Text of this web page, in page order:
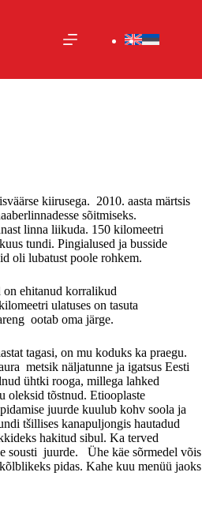
kiirusega. 2010. aasta märtsis
sõitmiseks.
linna liikuda. 150 kilomeetri
tundi. Pingialused ja busside
oli lubatust poole rohkem.
ehitanud korralikud
ulatuses on tasuta
ootab oma järge.
tagasi, on mu koduks ka praegu.
metsik näljatunne ja igatsus Eesti
ühtki rooga, millega lahked
oleksid tõstnud. Etiooplaste
juurde kuulub kohv soola ja
tšillises kanapuljongis hautadud
hakitud sibul. Ka terved
sousti juurde. Ühe käe sõrmedel võis
pidas. Kahe kuu menüü jaoks